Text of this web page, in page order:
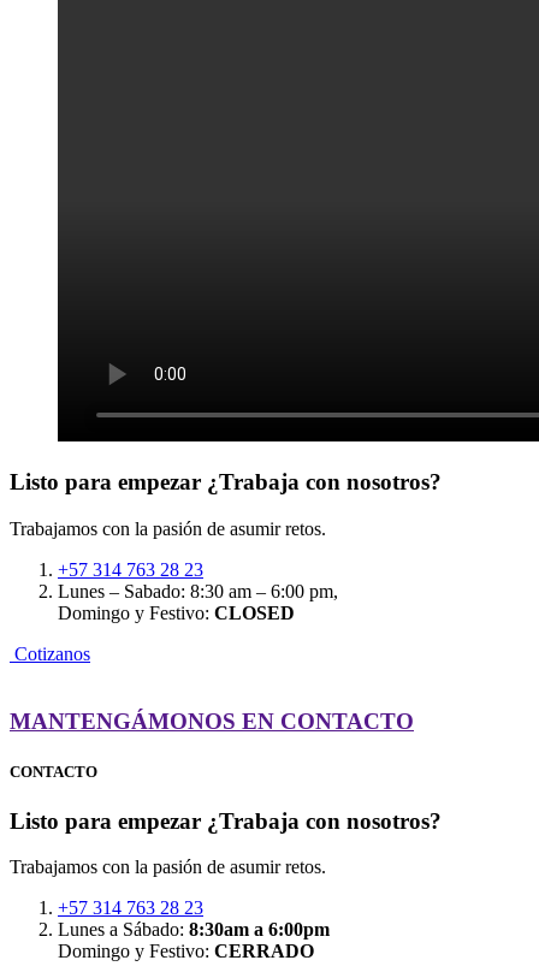
Listo para empezar ¿Trabaja con nosotros?
Trabajamos con la pasión de asumir retos.
+57 314 763 28 23
Lunes – Sabado: 8:30 am – 6:00 pm,
Domingo y Festivo: CLOSED
Cotizanos
MANTENGÁMONOS EN CONTACTO
CONTACTO
Listo para empezar ¿Trabaja con nosotros?
Trabajamos con la pasión de asumir retos.
+57 314 763 28 23
Lunes a Sábado: 8:30am a 6:00pm
Domingo y Festivo: CERRADO